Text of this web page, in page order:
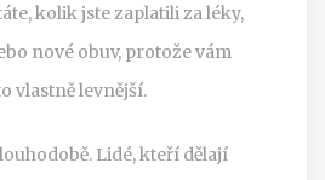
kolik jste zaplatili za léky,
nové obuv, protože vám
vlastně levnější.
Lidé, kteří dělají